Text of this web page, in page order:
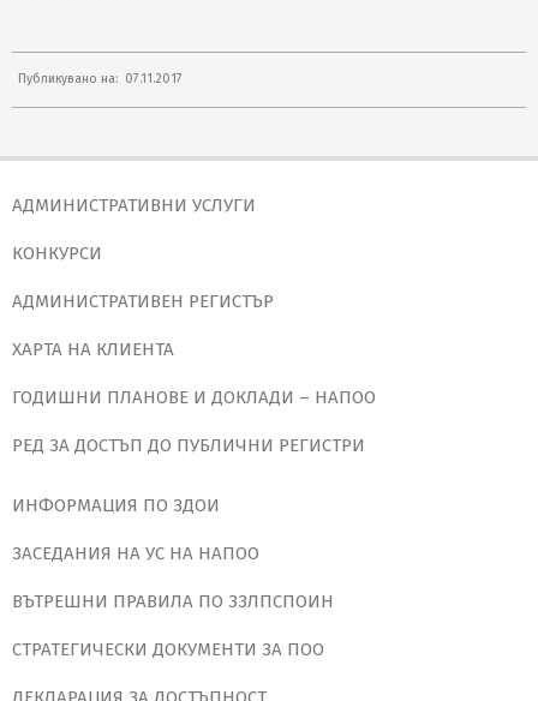
Публикувано на: 07.11.2017
АДМИНИСТРАТИВНИ УСЛУГИ
КОНКУРСИ
АДМИНИСТРАТИВЕН РЕГИСТЪР
ХАРТА НА КЛИЕНТА
ГОДИШНИ ПЛАНОВЕ И ДОКЛАДИ – НАПОО
РЕД ЗА ДОСТЪП ДО ПУБЛИЧНИ РЕГИСТРИ
ИНФОРМАЦИЯ ПО ЗДОИ
ЗАСЕДАНИЯ НА УС НА НАПОО
ВЪТРЕШНИ ПРАВИЛА ПО ЗЗЛПСПОИН
СТРАТЕГИЧЕСКИ ДОКУМЕНТИ ЗА ПОО